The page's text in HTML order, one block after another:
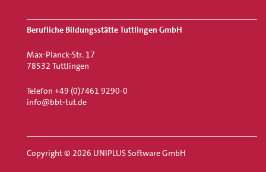
Berufliche Bildungsstätte Tuttlingen GmbH
Max-Planck-Str. 17
78532 Tuttlingen
Telefon +49 (0)7461 9290-0
info@bbt-tut.de
Copyright © 2026 UNIPLUS Software GmbH